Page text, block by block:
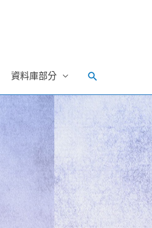
資料庫部分 Search